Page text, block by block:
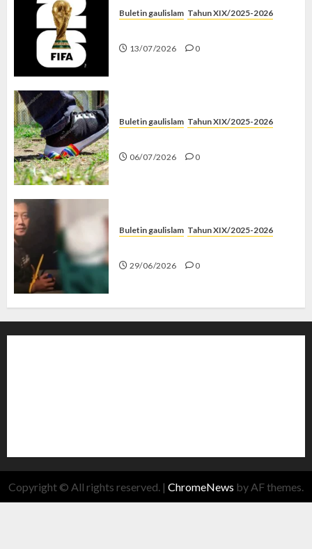
Buletin gaulislam Tahun XIX/2025-2026
13/07/2026 0
Buletin gaulislam Tahun XIX/2025-2026
06/07/2026 0
Buletin gaulislam Tahun XIX/2025-2026
29/06/2026 0
Copyright © All rights reserved. | ChromeNews by AF themes.